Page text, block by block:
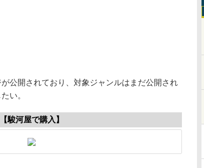
公開されており、対象ジャンルはまだ公開され
い。
【駿河屋で購入】